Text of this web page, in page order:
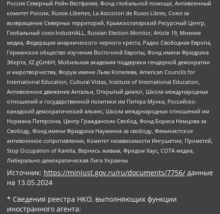
Россия Северный Рейн-Вестфалия, Фонд глобальной помощи, Антивоенный
комитет России, Russie-Libertes, La Asocicion de Rusos Libres, Союз за
возвращение Северных территорий, Крымскотатарский Ресурсный Центр,
Глобальный союз IndustriALL, Russian Election Monitor, Article 19, Мнение
медиа, Федерация анархического черного креста, Радио Свободная Европа,
Германское общество изучения Восточной Европы, Фонд имени Фридриха
Эберта, XZ gGmbH, Мобильная академия поддержки гендерной демократии
и миротворчества, Форум имени Льва Копелева, American Councils for
International Education, Cultural Vistas, Institute of International Education,
Антивоенное движение Антальи, Открытый диалог, Школа международных
отношений и государственной политики им Питера Мунка, Российско-
канадский демократический альянс, Школа международных отношений им
Нормана Патерсона, Центр Гражданских Свобод, Фонд Бориса Немцова за
Свободу, Фонд имени Фридриха Науманна за свободу, Феминистское
антивоенное сопротивление, Комитет независимости Ингушетии, Прометей,
Stop Occupation of Karelia, Вернись живым, Фридом Хаус, СОТА медиа,
Либерально-демократическая Лига Украины
Источник: https://minjust.gov.ru/ru/documents/7756/ данные
на 13.05.2024
* Сведения реестра НКО, выполняющих функции
иностранного агента: